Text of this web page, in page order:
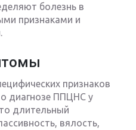
болезнь в
признаками и
признаков
диагнозе ППЦНС у
длительный
вялость,